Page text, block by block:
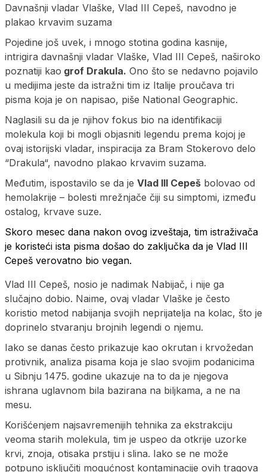
Davnašnji vladar Vlaške, Vlad III Cepeš, navodno je
plakao krvavim suzama
Pojedine još uvek, i mnogo stotina godina kasnije,
intrigira davnašnji vladar Vlaške, Vlad III Cepeš, naširoko
poznatiji kao grof Drakula. Ono što se nedavno pojavilo
u medijima jeste da istražni tim iz Italije proučava tri
pisma koja je on napisao, piše National Geographic.
Naglasili su da je njihov fokus bio na identifikaciji
molekula koji bi mogli objasniti legendu prema kojoj je
ovaj istorijski vladar, inspiracija za Bram Stokerovo delo
“Drakula“, navodno plakao krvavim suzama.
Međutim, ispostavilo se da je Vlad III Cepeš bolovao od
hemolakrije – bolesti mrežnjače čiji su simptomi, između
ostalog, krvave suze.
Skoro mesec dana nakon ovog izveštaja, tim istraživača
je koristeći ista pisma došao do zaključka da je Vlad III
Cepeš verovatno bio vegan.
Vlad III Cepeš, nosio je nadimak Nabijač, i nije ga
slučajno dobio. Naime, ovaj vladar Vlaške je često
koristio metod nabijanja svojih neprijatelja na kolac, što je
doprinelo stvaranju brojnih legendi o njemu.
Iako se danas često prikazuje kao okrutan i krvožedan
protivnik, analiza pisama koja je slao svojim podanicima
u Sibnju 1475. godine ukazuje na to da je njegova
ishrana uglavnom bila bazirana na biljkama, a ne na
mesu.
Korišćenjem najsavremenijih tehnika za ekstrakciju
veoma starih molekula, tim je uspeo da otkrije uzorke
krvi, znoja, otisaka prstiju i slina. Iako se ne može
potpuno isključiti mogućnost kontaminacije ovih tragova